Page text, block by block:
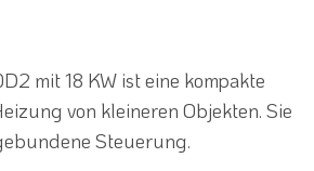
mit 18 KW ist eine kompakte
von kleineren Objekten. Sie
Steuerung.